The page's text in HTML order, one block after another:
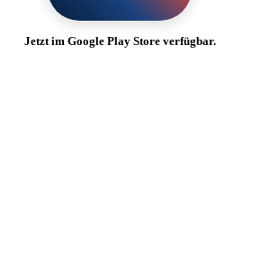
Jetzt im Google Play Store verfügbar.